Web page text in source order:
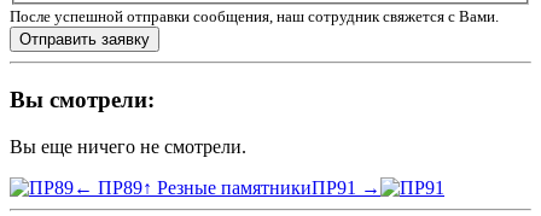
После успешной отправки сообщения, наш сотрудник свяжется с Вами.
Вы смотрели:
Вы еще ничего не смотрели.
← ПР89↑ Резные памятникиПР91 →